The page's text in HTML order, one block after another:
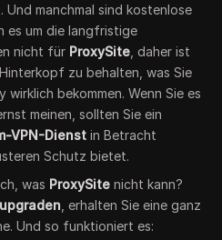
manchmal sind kostenlose
es um die langfristige
nicht für ProxySite , daher ist
zu behalten, was Sie
wirklich bekommen. Wenn Sie es
meinen, sollten Sie ein
VPN-Dienst in Betracht
Schutz bietet.
was ProxySite nicht kann?
, erhalten Sie eine ganz
Und so funktioniert es: